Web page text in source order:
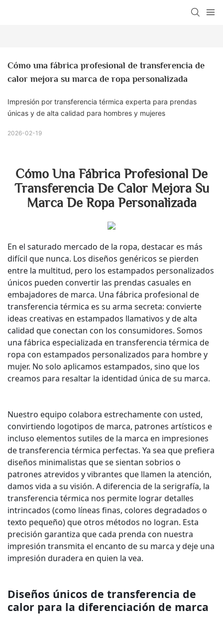
Cómo una fábrica profesional de transferencia de
calor mejora su marca de ropa personalizada
Impresión por transferencia térmica experta para prendas
únicas y de alta calidad para hombres y mujeres
2026-02-19
Cómo Una Fábrica Profesional De
Transferencia De Calor Mejora Su
Marca De Ropa Personalizada
En el saturado mercado de la ropa, destacar es más
difícil que nunca. Los diseños genéricos se pierden
entre la multitud, pero los estampados personalizados
únicos pueden convertir las prendas casuales en
embajadores de marca. Una fábrica profesional de
transferencia térmica es su arma secreta: convierte
ideas creativas en estampados llamativos y de alta
calidad que conectan con los consumidores. Somos
una fábrica especializada en transferencia térmica de
ropa con estampados personalizados para hombre y
mujer. No solo aplicamos estampados, sino que los
creamos para resaltar la identidad única de su marca.
Nuestro equipo colabora estrechamente con usted,
convirtiendo logotipos de marca, patrones artísticos e
incluso elementos sutiles de la marca en impresiones
de transferencia térmica perfectas. Ya sea que prefiera
diseños minimalistas que se sientan sobrios o
patrones atrevidos y vibrantes que llamen la atención,
damos vida a su visión. A diferencia de la serigrafía, la
transferencia térmica nos permite lograr detalles
intrincados (como líneas finas, colores degradados o
texto pequeño) que otros métodos no logran. Esta
precisión garantiza que cada prenda con nuestra
impresión transmita el encanto de su marca y deje una
impresión duradera en quien la vea.
Diseños únicos de transferencia de
calor para la diferenciación de marca